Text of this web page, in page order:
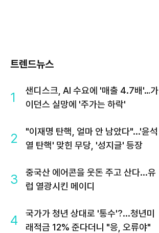
트렌드뉴스
1
샌디스크, AI 수요에 '매출 4.7배'…가
이던스 실망에 '주가는 하락'
2
"이재명 탄핵, 얼마 안 남았다"...'윤석
열 탄핵' 맞힌 무당, '성지글' 등장
3
중국산 에어콘을 웃돈 주고 산다...유
럽 열광시킨 메이디
4
국가가 청년 상대로 '통수'?...청년미
래적금 12% 준다더니 "응, 오류야"